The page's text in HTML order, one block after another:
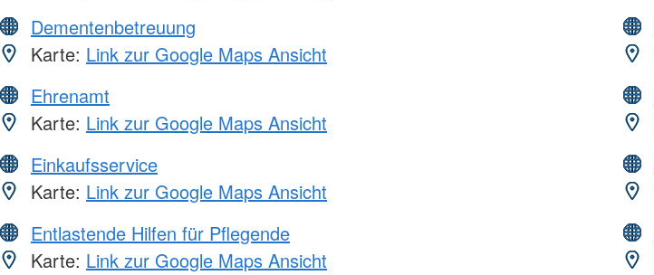
Dementenbetreuung
Karte: Link zur Google Maps Ansicht
Ehrenamt
Karte: Link zur Google Maps Ansicht
Einkaufsservice
Karte: Link zur Google Maps Ansicht
Entlastende Hilfen für Pflegende
Karte: Link zur Google Maps Ansicht